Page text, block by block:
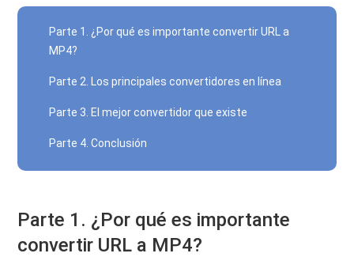
Parte 1. ¿Por qué es importante convertir URL a
MP4?
Parte 2. Los principales convertidores en línea
Parte 3. El mejor convertidor que existe
Parte 4. Conclusión
Parte 1. ¿Por qué es importante
convertir URL a MP4?